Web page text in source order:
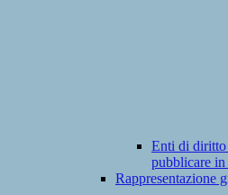
Enti di
pubblicare in
Rappresentazione